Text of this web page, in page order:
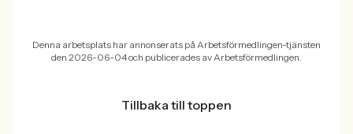
Denna arbetsplats har annonserats på Arbetsförmedlingen-tjänsten
den 2026-06-04 och publicerades av Arbetsförmedlingen.
Tillbaka till toppen